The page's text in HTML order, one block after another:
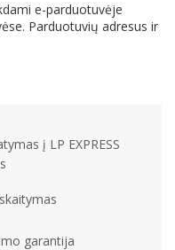
e-parduotuvėje
Parduotuvių adresus ir
į LP EXPRESS
garantija